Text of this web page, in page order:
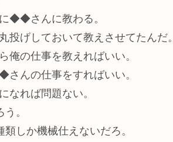
◆◆さんに教わる。
げしておいて教えさせてたんだ。
の仕事を教えればいい。
んの仕事をすればいい。
なれば問題ない。
。
しか機械仕えないだろ。